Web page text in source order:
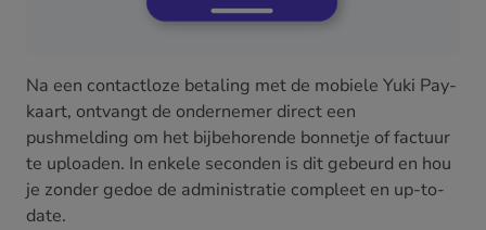
Na een contactloze betaling met de mobiele Yuki Pay-
kaart, ontvangt de ondernemer direct een
pushmelding om het bijbehorende bonnetje of factuur
te uploaden. In enkele seconden is dit gebeurd en hou
je zonder gedoe de administratie compleet en up-to-
date.